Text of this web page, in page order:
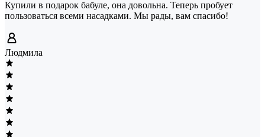
Купили в подарок бабуле, она довольна. Теперь пробует
пользоваться всеми насадками. Мы рады, вам спасибо!
Людмила